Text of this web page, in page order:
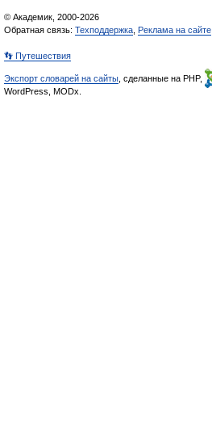
© Академик, 2000-2026
Обратная связь: Техподдержка Реклама на сайте
👣 Путешествия
Экспорт словарей на сайты , сделанные на PHP,
WordPress, MODx.